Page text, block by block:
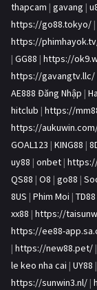
thapcam | gavang |
https://go88.tokyo/ |
https://
| GG88 | https://
https://gavangtv.llc/
AE888 Đăng Nhập |
hitclub | https://
https://
GOAL123 | KING88 |
uy88 | onbet |
QS88 | O8 | go88 |
8US | Phim Moi | TD88
xx88 | https://
https://ee88-
| https://new88.pet/ |
le keo nha cai | UY88 |
https://sunwin3.nl/ |